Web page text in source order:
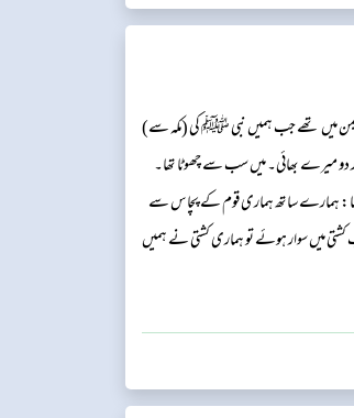
میں تھے جب ہمیں نبی ﷺ کی (مکہ سے)
میرے بھائی۔ میں سب سے چھوٹا تھا۔
کہا: ہمارے ساتھ ہماری قوم کے پچاس سے
افراد اور بھی تھے۔ ہم سب کشتی میں سوار ہوئے تو ہماری کشتی نے ہمیں